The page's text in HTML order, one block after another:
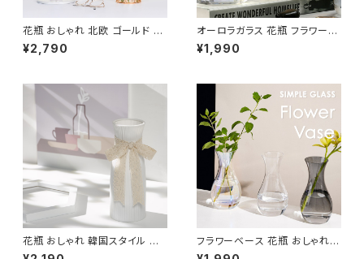
花瓶 おしゃれ 北欧 ゴールド フ
ラワーベース かわいい ガラス N
TFV002
¥2,790
オーロラガラス 花瓶 フラワーベ
ース おしゃれ 北欧 小さい 透明
NTFV005
¥1,990
花瓶 おしゃれ 韓国スタイル ホ
ワイト 北欧デザイン リボン付き
フラワーベース 花瓶 おしゃれ
北欧 オーロラ ガラス 高さ12cm